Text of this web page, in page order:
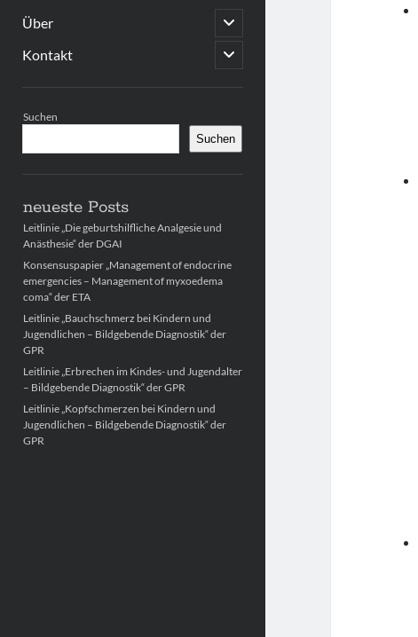
Über
open
child
menu
Kontakt
open
child
Suchen
Suchen
neueste Posts
Leitlinie „Die geburtshilfliche Analgesie und
Anästhesie“ der DGAI
Konsensuspapier „Management of endocrine
emergencies – Management of myxoedema
coma“ der ETA
Leitlinie „Bauchschmerz bei Kindern und
Jugendlichen – Bildgebende Diagnostik“ der
GPR
Leitlinie „Erbrechen im Kindes- und Jugendalter
– Bildgebende Diagnostik“ der GPR
Leitlinie „Kopfschmerzen bei Kindern und
Jugendlichen – Bildgebende Diagnostik“ der
GPR